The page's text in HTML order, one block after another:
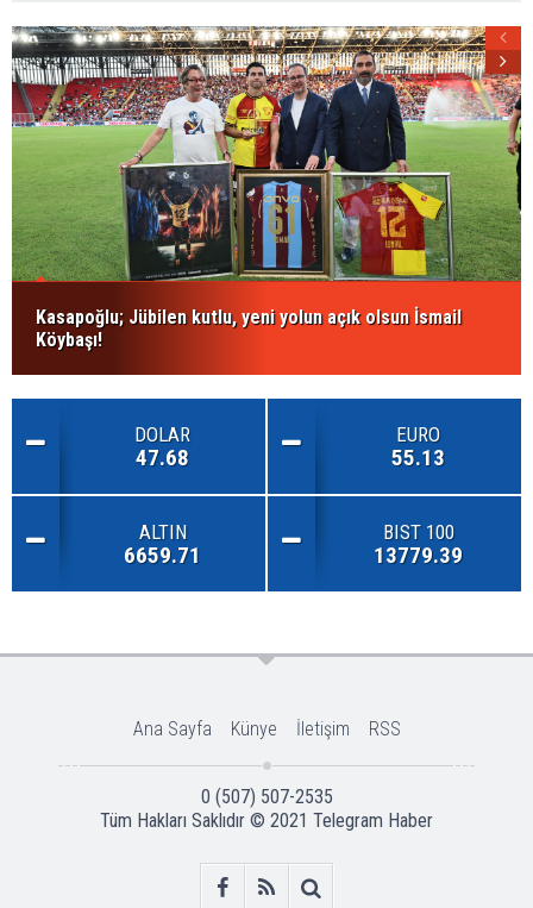
Kasapoğlu; Jübilen kutlu, yeni yolun açık olsun İsmail
Köybaşı!
DOLAR
47.68
EURO
55.13
ALTIN
6659.71
BIST 100
13779.39
Ana Sayfa Künye İletişim RSS
0 (507) 507-2535
Tüm Hakları Saklıdır © 2021 Telegram Haber